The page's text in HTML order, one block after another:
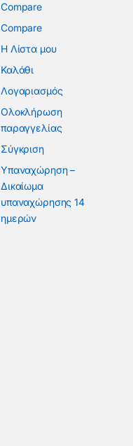
Compare
Compare
Η Λίστα μου
Καλάθι
Λογαριασμός
Ολοκλήρωση
παραγγελίας
Σύγκριση
Υπαναχώρηση –
Δικαίωμα
υπαναχώρησης 14
ημερών